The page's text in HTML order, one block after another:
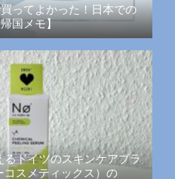
ってよかった！日本での
国メモ】
ドイツのスキンケアブラ
スメティックス）の